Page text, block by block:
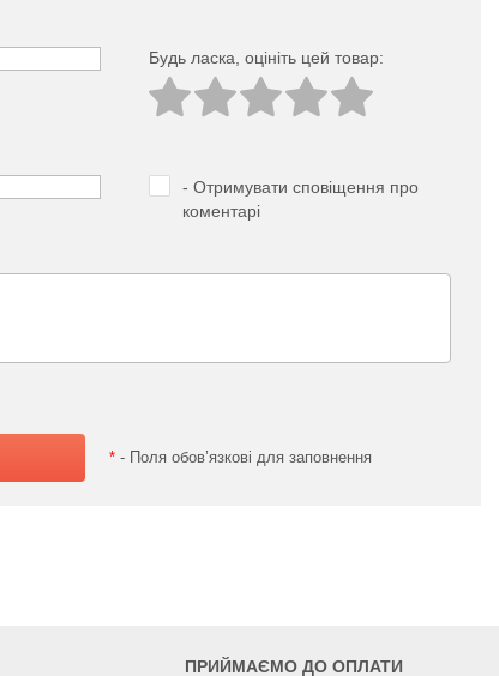
Будь ласка, оцініть цей товар:
- Отримувати сповіщення про
коментарі
* - Поля обов’язкові для заповнення
ПРИЙМАЄМО ДО ОПЛАТИ